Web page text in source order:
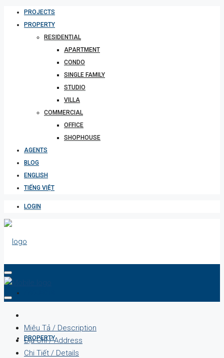
PROJECTS
PROPERTY
RESIDENTIAL
APARTMENT
CONDO
SINGLE FAMILY
STUDIO
VILLA
COMMERCIAL
OFFICE
SHOPHOUSE
AGENTS
BLOG
ENGLISH
TIẾNG VIỆT
LOGIN
PROPERTY
Miêu Tả / Description
Địa Chỉ / Address
Chi Tiết / Details